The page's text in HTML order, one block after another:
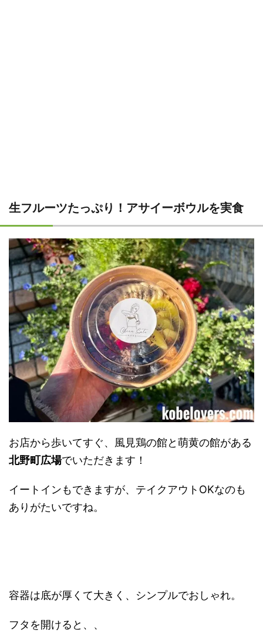
生フルーツたっぷり！アサイーボウルを実食
お店から歩いてすぐ、風見鶏の館と萌黄の館がある
北野町広場でいただきます！
イートインもできますが、テイクアウトOKなのも
ありがたいですね。
容器は底が厚くて大きく、シンプルでおしゃれ。
フタを開けると、、